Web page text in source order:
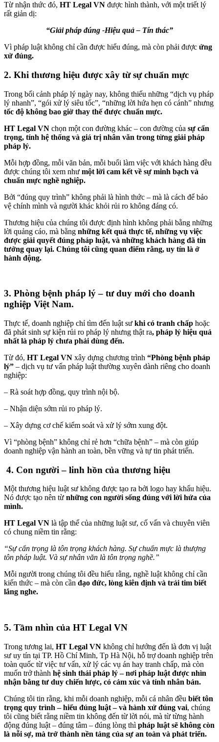
Từ nhận thức đó, HT Legal VN được hình thành, với một triết lý
rất giản dị:
“Giải pháp đúng -Hiệu quả– Tín thác”
Vì pháp luật không chỉ cần được hiểu đúng, mà còn phải được ứng
xử đúng.
2. Khi thương hiệu được xây từ sự chuẩn mực
Trong bối cảnh pháp lý ngày nay, không thiếu những “dịch vụ pháp
lý nhanh”, “gói xử lý siêu tốc”, “những lời hứa hẹn có cánh” nhưng
tốc độ không bao giờ thay thế được chuẩn mực.
HT Legal VN chọn một con đường khác – con đường của sự cẩn
trọng, tính hệ thống và giá trị nhân văn trong từng giải pháp
pháp lý.
Mỗi hợp đồng, mỗi văn bản, mỗi buổi làm việc với khách hàng đều
được chúng tôi xem như một lời cam kết về sự minh bạch và
chuẩn mực nghề nghiệp.
Bởi “đúng quy trình” không phải là hình thức – mà là cách để bảo
vệ chính mình và người khác khỏi rủi ro không đáng có.
Thương hiệu của chúng tôi được định hình không phải bằng những
lời quảng cáo, mà bằng những kết quả thực tế, những vụ việc
được giải quyết đúng pháp luật, và những khách hàng đã tin
tưởng quay lại. Chúng tôi cũng quan điểm rằng, uy tín là ở
hành động.
3. Phòng bệnh pháp lý – tư duy mới cho doanh
nghiệp Việt Nam.
Thực tế, doanh nghiệp chỉ tìm đến luật sư khi có tranh chấp hoặc
đã phát sinh sự kiện rủi ro pháp lý nhưng thật ra, pháp lý hiệu quả
nhất là pháp lý chưa phải dùng đến.
Từ đó, HT Legal VN xây dựng chương trình “Phòng bệnh pháp
lý” – dịch vụ tư vấn pháp luật thường xuyên dành riêng cho doanh
nghiệp:
– Rà soát hợp đồng, quy trình nội bộ.
– Nhận diện sớm rủi ro pháp lý.
– Xây dựng cơ chế kiểm soát và xử lý sớm xung đột.
Vì “phòng bệnh” không chỉ rẻ hơn “chữa bệnh” – mà còn giúp
doanh nghiệp vận hành an toàn, bền vững và tự tin phát triển.
4. Con người – linh hồn của thương hiệu
Một thương hiệu luật sư không được tạo ra bởi logo hay khẩu hiệu.
Nó được tạo nên từ những con người sống đúng với lời hứa của
mình.
HT Legal VN là tập thể của những luật sư, cố vấn và chuyên viên
có chung niềm tin rằng:
“Sự cẩn trọng là tôn trọng khách hàng. Sự chuẩn mực là thượng
tôn pháp luật. Và sự nhân văn là tôn trọng nghề.”
Mỗi người trong chúng tôi đều hiểu rằng, nghề luật không chỉ cần
kiến thức – mà còn cần đạo đức, lòng kiên định và trái tim biết
lắng nghe.
5. Tầm nhìn của HT Legal VN
Trong tương lai, HT Legal VN không chỉ hướng đến là đơn vị luật
sư uy tín tại TP. Hồ Chí Minh, Tp Hà Nội, hỗ trợ doanh nghiệp trên
toàn quốc từ việc tư vấn, xử lý các vụ án hay tranh chấp, mà còn
muốn trở thành hệ sinh thái pháp lý – nơi pháp luật được nhìn
nhận bằng tư duy chiến lược, có cảm xúc và tính nhân bản.
Chúng tôi tin rằng, khi mỗi doanh nghiệp, mỗi cá nhân đều biết tôn
trọng quy trình – hiểu đúng luật – và hành xử đúng vai, chúng
tôi cũng biết rằng niềm tin không đến từ lời nói, mà từ từng hành
động đúng luật – đúng tâm – đúng lòng thì pháp luật sẽ không còn
là nỗi sợ, mà trở thành nền tảng của sự an toàn và phát triển.